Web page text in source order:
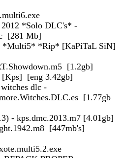
*Solo DLC's* -
[281 Mb]
*Multi5* *Rip* [KaPiTaL SiN]
[1.2gb]
[Kps] [eng 3.42gb]
dlc -
[1.77gb
- kps.dmc.2013.m7 [4.01gb]
[447mb's]